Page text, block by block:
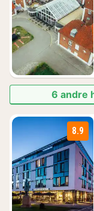
6 andre
8.9